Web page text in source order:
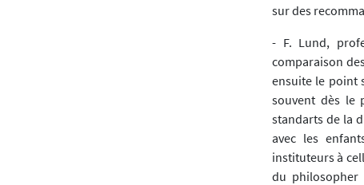
sur des
- F. Lund,
comparaison
ensuite le point
souvent dès le
standarts de la
avec les
instituteurs à
du philosopher